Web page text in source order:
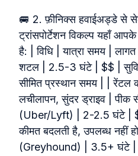
🚐 2. फ़ीनिक्स हवाईअड्डे से
ट्रांसपोर्टेशन विकल्प यहाँ आपके
है: | विधि | यात्रा समय |
शटल | 2.5-3 घंटे | $$ |
सीमित प्रस्थान समय | | रेंटल
लचीलापन, सुंदर ड्राइव | पीक
(Uber/Lyft) | 2-2.5 घंटे |
कीमत बदलती है, उपलब्ध नहीं
(Greyhound) | 3.5+ घंटे |